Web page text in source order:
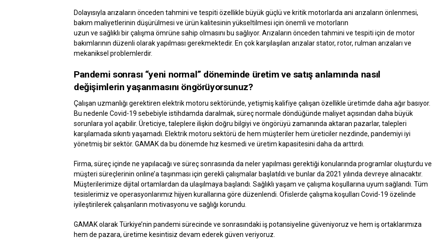
Dolayısıyla arızaların önceden tahmini ve tespiti özellikle büyük güçlü ve kritik motorlarda ani arızaların önlenmesi,
bakım maliyetlerinin düşürülmesi ve ürün kalitesinin yükseltilmesi için önemli ve motorların
uzun ve sağlıklı bir çalışma ömrüne sahip olmasını bu sağlıyor. Arızaların önceden tahmini ve tespiti için de motor
bakımlarının düzenli olarak yapılması gerekmektedir. En çok karşılaşılan arızalar stator, rotor, rulman arızaları ve
mekaniksel problemlerdir.
Pandemi sonrası “yeni normal” döneminde üretim ve satış anlamında nasıl
değişimlerin yaşanmasını öngörüyorsunuz?
Çalışan uzmanlığı gerektiren elektrik motoru sektöründe, yetişmiş kalifiye çalışan özellikle üretimde daha ağır basıyor.
Bu nedenle Covid-19 sebebiyle istihdamda daralmak, süreç normale döndüğünde maliyet açısından daha büyük
sorunlara yol açabilir. Üreticiye, taleplere ilişkin doğru bilgiyi ve öngörüyü zamanında aktaran pazarlar, talepleri
karşılamada sıkıntı yaşamadı. Elektrik motoru sektörü de hem müşteriler hem üreticiler nezdinde, pandemiyi iyi
yönetmiş bir sektör. GAMAK da bu dönemde hız kesmedi ve üretim kapasitesini daha da arttırdı.
Firma, süreç içinde ne yapılacağı ve süreç sonrasında da neler yapılması gerektiği konularında programlar oluşturdu ve
müşteri süreçlerinin online’a taşınması için gerekli çalışmalar başlatıldı ve bunlar da 2021 yılında devreye alınacaktır.
Müşterilerimize dijital ortamlardan da ulaşılmaya başlandı. Sağlıklı yaşam ve çalışma koşullarına uyum sağlandı. Tüm
tesislerimiz ve operasyonlarımız hijyen kurallarına göre düzenlendi. Ofislerde çalışma koşulları Covid-19 özelinde
iyileştirilerek çalışanların motivasyonu ve sağlığı korundu.
GAMAK olarak Türkiye’nin pandemi sürecinde ve sonrasındaki iş potansiyeline güveniyoruz ve hem iş ortaklarımıza
hem de pazara, üretime kesintisiz devam ederek güven veriyoruz.